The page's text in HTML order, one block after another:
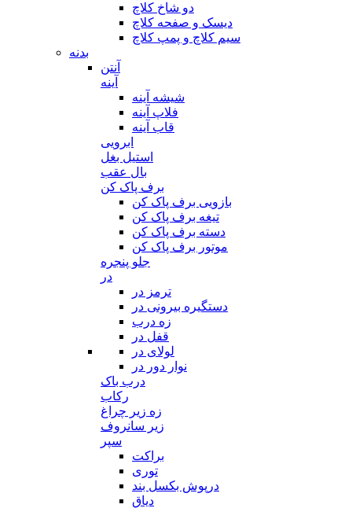
دو شاخ کلاچ
دیسک و صفحه کلاچ
سیم کلاچ و پمپ کلاچ
بدنه
آنتن
آینه
شیشه آینه
فلاپ آینه
قاب آینه
ابرویی
استیل بغل
بال عقب
برف پاک کن
بازویی برف پاک کن
تیغه برف پاک کن
دسته برف پاک کن
موتور برف پاک کن
جلو پنجره
در
ترمز در
دستگیره بیرونی در
زه درب
قفل در
لولای در
نوار دور در
درب باک
رکاب
زه زیر چراغ
زیر سانروف
سپر
براکت
توری
درپوش بکسل بند
دیاق